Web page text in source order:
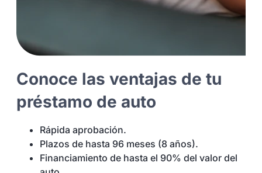
Conoce las ventajas de tu
préstamo de auto
Rápida aprobación.
Plazos de hasta 96 meses (8 años).
Financiamiento de hasta el 90% del valor del